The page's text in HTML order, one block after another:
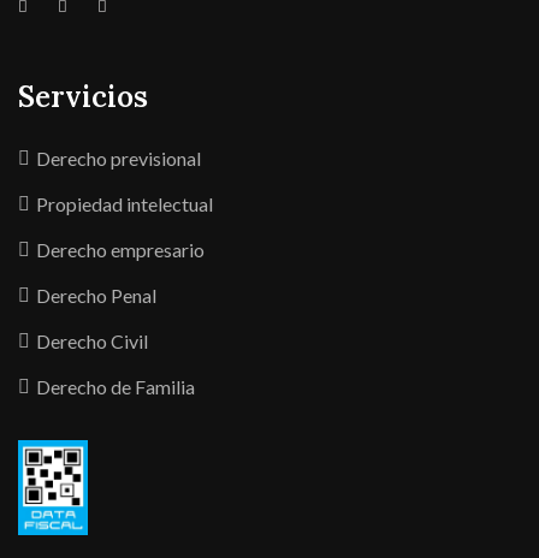
Servicios
Derecho previsional
Propiedad intelectual
Derecho empresario
Derecho Penal
Derecho Civil
Derecho de Familia